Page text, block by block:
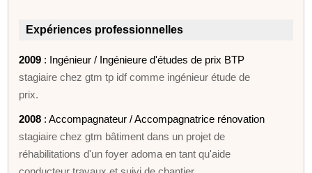
Expériences professionnelles
2009 : Ingénieur / Ingénieure d'études de prix BTP
stagiaire chez gtm tp idf comme ingénieur étude de
prix.
2008 : Accompagnateur / Accompagnatrice rénovation
stagiaire chez gtm bâtiment dans un projet de
réhabilitations d'un foyer adoma en tant qu'aide